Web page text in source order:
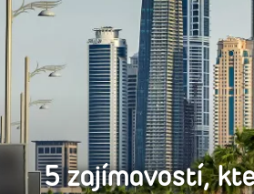
5 zajímavostí,